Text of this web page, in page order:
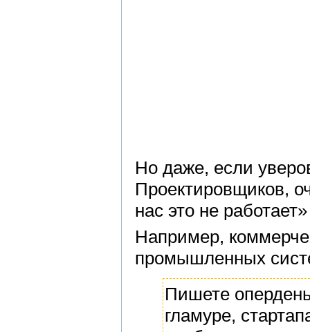
Но даже, если
Проектировщиков,
нас это не
Например,
промышленных
Пишете
гламуре,